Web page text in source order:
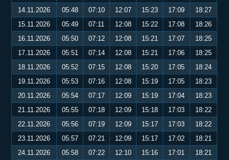
14.11.2026
05:48 07:10 12:07 15:23 17:09
18:27
15.11.2026
05:49 07:11 12:08 15:22 17:08
18:26
16.11.2026
05:50 07:12 12:08 15:21 17:07
18:25
17.11.2026
05:51 07:14 12:08 15:21 17:06
18:25
18.11.2026
05:52 07:15 12:08 15:20 17:05
18:24
19.11.2026
05:53 07:16 12:08 15:19 17:05
18:23
20.11.2026
05:54 07:17 12:09 15:19 17:04
18:23
21.11.2026
05:55 07:18 12:09 15:18 17:03
18:22
22.11.2026
05:56 07:19 12:09 15:17 17:03
18:22
23.11.2026
05:57 07:21 12:09 15:17 17:02
18:21
24.11.2026
05:58 07:22 12:10 15:16 17:01
18:21